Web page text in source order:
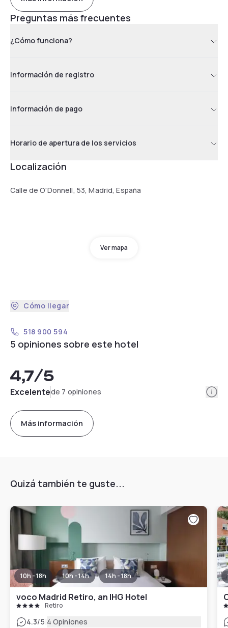
Preguntas más frecuentes
¿Cómo funciona?
Información de registro
Información de pago
Horario de apertura de los servicios
Localización
Calle de O'Donnell, 53, Madrid, España
Ver mapa
Cómo llegar
518 900 594
5 opiniones sobre este hotel
4,7/5
Excelentede 7 opiniones
Más información
Quizá también te guste...
10h - 18h 10h - 14h 14h - 18h
voco Madrid Retiro, an IHG Hotel
Retiro
4.3/5|4 Opiniones